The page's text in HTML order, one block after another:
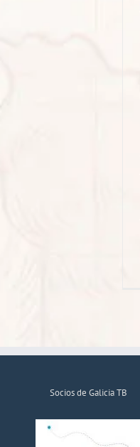
Socios de Galicia TB